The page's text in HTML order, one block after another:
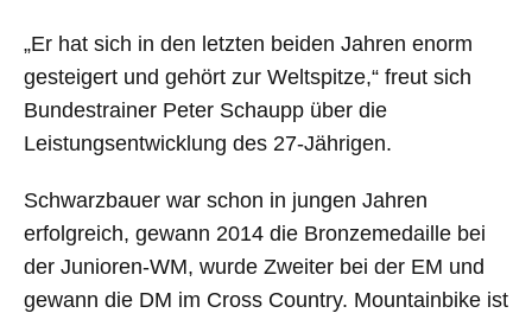
„Er hat sich in den letzten beiden Jahren enorm
gesteigert und gehört zur Weltspitze,“ freut sich
Bundestrainer Peter Schaupp über die
Leistungsentwicklung des 27-Jährigen.
Schwarzbauer war schon in jungen Jahren
erfolgreich, gewann 2014 die Bronzemedaille bei
der Junioren-WM, wurde Zweiter bei der EM und
gewann die DM im Cross Country. Mountainbike ist